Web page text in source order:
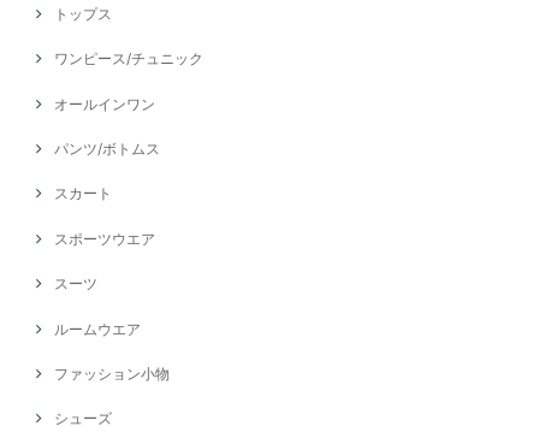
トップス
ワンピース/チュニック
オールインワン
パンツ/ボトムス
スカート
スポーツウエア
スーツ
ルームウエア
ファッション小物
シューズ